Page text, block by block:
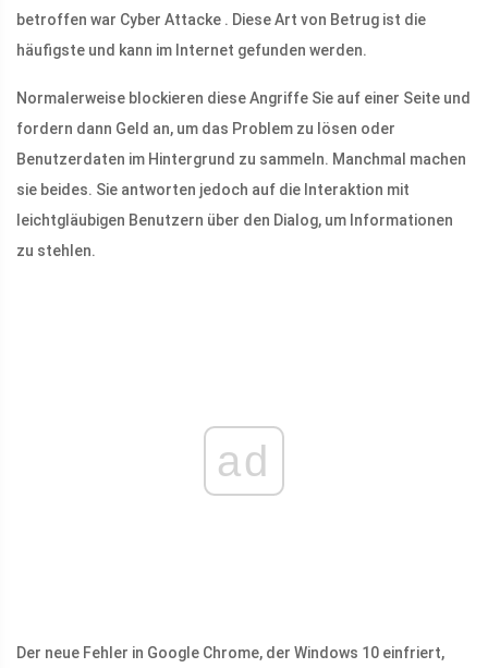
betroffen war Cyber ​​Attacke . Diese Art von Betrug ist die
häufigste und kann im Internet gefunden werden.
Normalerweise blockieren diese Angriffe Sie auf einer Seite und
fordern dann Geld an, um das Problem zu lösen oder
Benutzerdaten im Hintergrund zu sammeln. Manchmal machen
sie beides. Sie antworten jedoch auf die Interaktion mit
leichtgläubigen Benutzern über den Dialog, um Informationen
zu stehlen.
ad
Der neue Fehler in Google Chrome, der Windows 10 einfriert,